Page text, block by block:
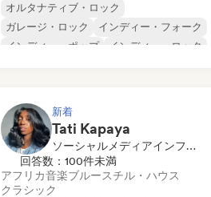
オルタナティブ・ロック
ガレージ・ロック
インディー・フォーク
インディー・ポップ
インディー・ロック
新着
Tati Kapaya
ソーシャルメディアインフルエンサー
回答数：100件未満
アフリカ音楽ブルースチル・ハウス
クラシック